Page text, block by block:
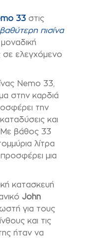
33 στις
βαθύτερη πισίνα
σε ελεγχόμενο
Nemo 33,
στην καρδιά
την
καταδύσεις και
Με βάθος 33
λίτρα
μια
κατασκευή
John
για τους
και τις
ήταν να